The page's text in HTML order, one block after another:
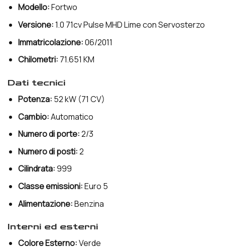
Modello:Fortwo
Versione:1.0 71cv Pulse MHD Lime con Servosterzo
Immatricolazione:06/2011
Chilometri: 71.651 KM
dati tecnici
Potenza: 52 kW (71 CV)
Cambio:Automatico
Numero di porte:2/3
Numero di posti:2
Cilindrata:999
Classe emissioni:Euro 5
Alimentazione:Benzina
interni ed esterni
Colore Esterno:Verde